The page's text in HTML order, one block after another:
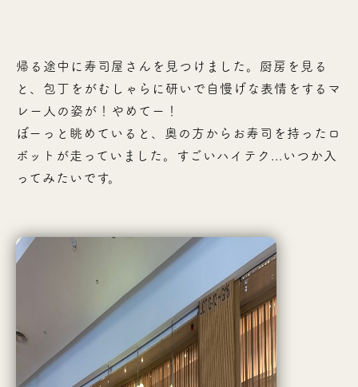
帰る途中に寿司屋さんを見つけました。厨房を見る
と、包丁をがむしゃらに研いで自慢げな表情をするマ
レー人の姿が！やめてー！
ぼーっと眺めていると、奥の方からお寿司を持ったロ
ボットが走っていました。すごいハイテク...いつか入
ってみたいです。